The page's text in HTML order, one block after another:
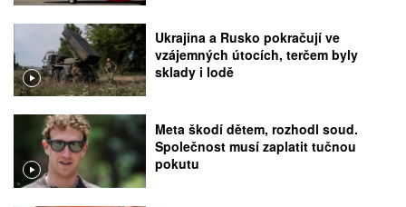
Ukrajina a Rusko pokračují ve
vzájemných útocích, terčem byly
sklady i lodě
Meta škodí dětem, rozhodl soud.
Společnost musí zaplatit tučnou
pokutu